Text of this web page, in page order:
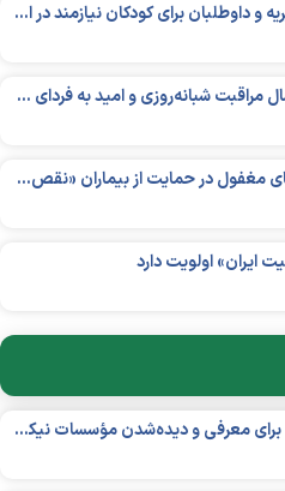
روایت ۶۰ سال همکاری دانشگاه، خیریه و داوطلبان برای کودکان نیازمند در استرالیا
مادری در تکاپوی زیستن؛ روایت ۶ سال مراقبت شبانه‌روزی و امید به فردای «نورا»
غربالگری و آگاهی‌بخشی؛ ضرورت‌های مغفول در حمایت از بیماران «نقص ایمنی اولیه»
ایران» اولویت دارد
ثبت‌نام در اطلس خیر ایران؛ فرصتی برای معرفی و دیده‌شدن مؤسسات نیکوکاری